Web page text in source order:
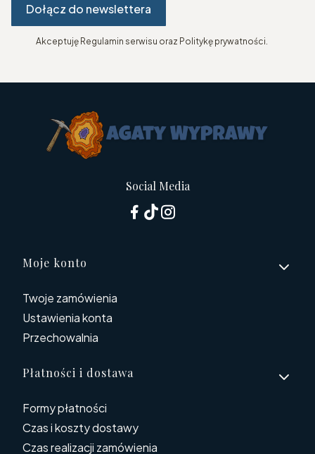
Dołącz do newslettera
Akceptuję Regulamin serwisu oraz Politykę prywatności.
Social Media
Linki w stopce
Moje konto
Twoje zamówienia
Ustawienia konta
Przechowalnia
Płatności i dostawa
Formy płatności
Czas i koszty dostawy
Czas realizacji zamówienia